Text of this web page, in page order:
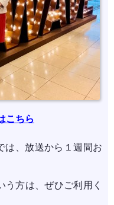
こちら
は、放送から１週間お
う方は、ぜひご利用く